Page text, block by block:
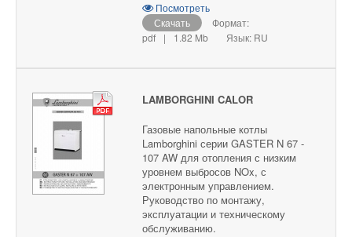
Посмотреть
Скачать
Формат:
pdf
| 1.82 Mb Язык: RU
LAMBORGHINI CALOR
Газовые напольные котлы
Lamborghini серии GASTER N 67 -
107 AW для отопления с низким
уровнем выбросов NOx, с
электронным управлением.
Руководство по монтажу,
эксплуатации и техническому
обслуживанию.